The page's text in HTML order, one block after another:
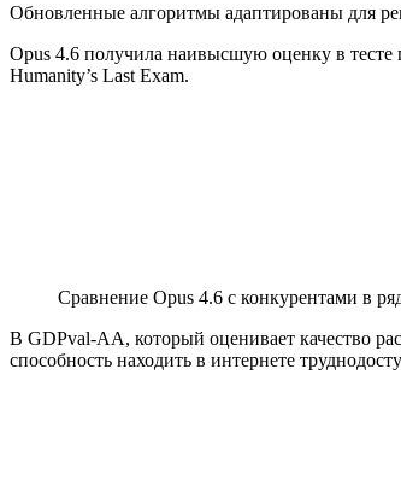
Обновленные алгоритмы адаптированы для
Opus 4.6 получила наивысшую оценку в
Humanity’s Last Exam.
Сравнение Opus 4.6 с конкурентами в
В GDPval-AA, который оценивает качество
способность находить в интернете